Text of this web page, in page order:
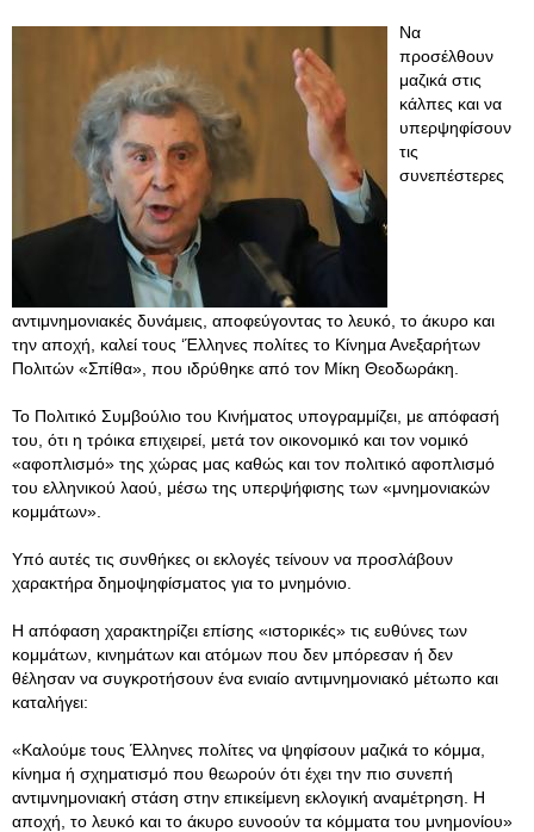
Να
προσέλθουν
μαζικά στις
κάλπες και να
υπερψηφίσουν
τις
συνεπέστερες
αντιμνημονιακές δυνάμεις, αποφεύγοντας το λευκό, το άκυρο και
την αποχή, καλεί τους ‘Έλληνες πολίτες το Κίνημα Ανεξαρήτων
Πολιτών «Σπίθα», που ιδρύθηκε από τον Μίκη Θεοδωράκη.
Το Πολιτικό Συμβούλιο του Κινήματος υπογραμμίζει, με απόφασή
του, ότι η τρόικα επιχειρεί, μετά τον οικονομικό και τον νομικό
«αφοπλισμό» της χώρας μας καθώς και τον πολιτικό αφοπλισμό
του ελληνικού λαού, μέσω της υπερψήφισης των «μνημονιακών
κομμάτων».
Υπό αυτές τις συνθήκες οι εκλογές τείνουν να προσλάβουν
χαρακτήρα δημοψηφίσματος για το μνημόνιο.
Η απόφαση χαρακτηρίζει επίσης «ιστορικές» τις ευθύνες των
κομμάτων, κινημάτων και ατόμων που δεν μπόρεσαν ή δεν
θέλησαν να συγκροτήσουν ένα ενιαίο αντιμνημονιακό μέτωπο και
καταλήγει:
«Καλούμε τους Έλληνες πολίτες να ψηφίσουν μαζικά το κόμμα,
κίνημα ή σχηματισμό που θεωρούν ότι έχει την πιο συνεπή
αντιμνημονιακή στάση στην επικείμενη εκλογική αναμέτρηση. Η
αποχή, το λευκό και το άκυρο ευνοούν τα κόμματα του μνημονίου»